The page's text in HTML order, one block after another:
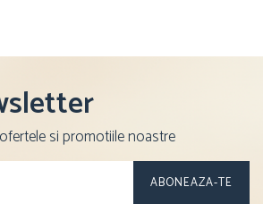
si promotiile noastre